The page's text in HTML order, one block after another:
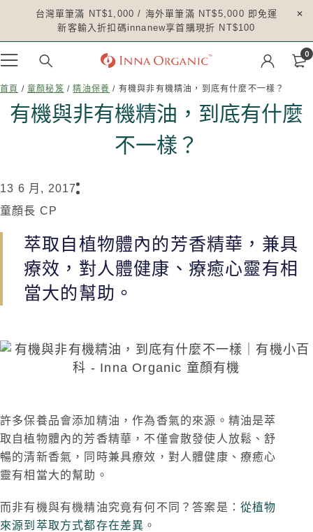
台灣單筆滿 NT$1,000 / 海外單筆滿 NT$5,000 即免運
新客輸入折扣碼innanew享首購現折 NT$100
0
首頁 /童顏秘笈 /精油保養 / 有機與非有機精油，到底有什麼不一樣？
有機與非有機精油，到底有什麼
不一樣？
13 6 月, 2017
童顏長 CP
萃取自植物體內的芳香精華，兼具
療效，對人體健康、療癒心靈有相
當大的幫助。
許多保養品會添加精油，作為香氣的來源。精油是萃
取自植物體內的芳香精華，不僅會散發使人放鬆、舒
暢的清新香氣，同時兼具療效，對人體健康、療癒心
靈有相當大的幫助。
而非有機與有機精油究竟有何不同？答案是：從植物
來源到萃取方式都存在差異 。